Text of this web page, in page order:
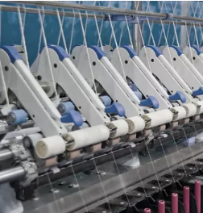
vuodenaikoina enemmän
ilmaa puristetaan, sen
tiivistyy. Kun kuuma
suhteellinen kosteus on
paineilman
kuitenkin poistaa